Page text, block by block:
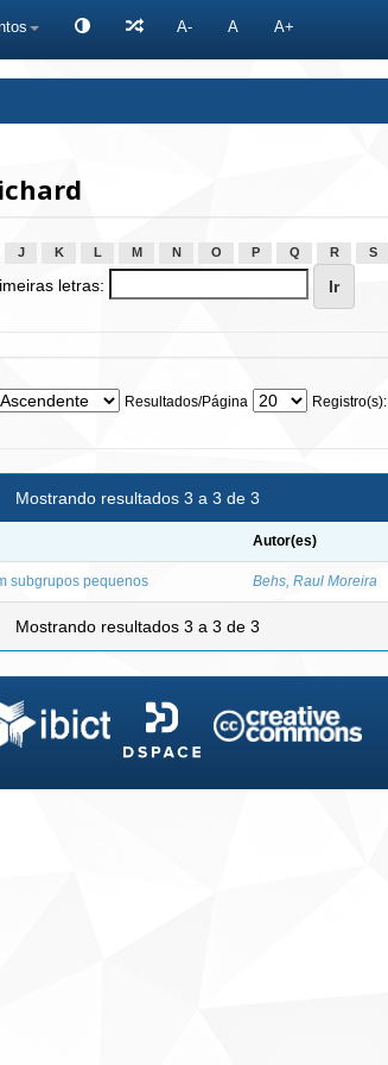
A- A A+
J K L M N O P Q R S
letras:
Resultados/Página Registro(s):
Mostrando resultados 3 a 3 de 3
Autor(es)
subgrupos pequenos Behs, Raul Moreira
Mostrando resultados 3 a 3 de 3